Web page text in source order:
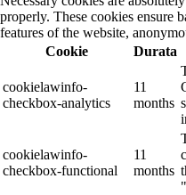
properly. These cookies ensure
features of the website,
Cookie
Durata
cookielawinfo-
checkbox-analytics
11
months
cookielawinfo-
checkbox-functional
11
months